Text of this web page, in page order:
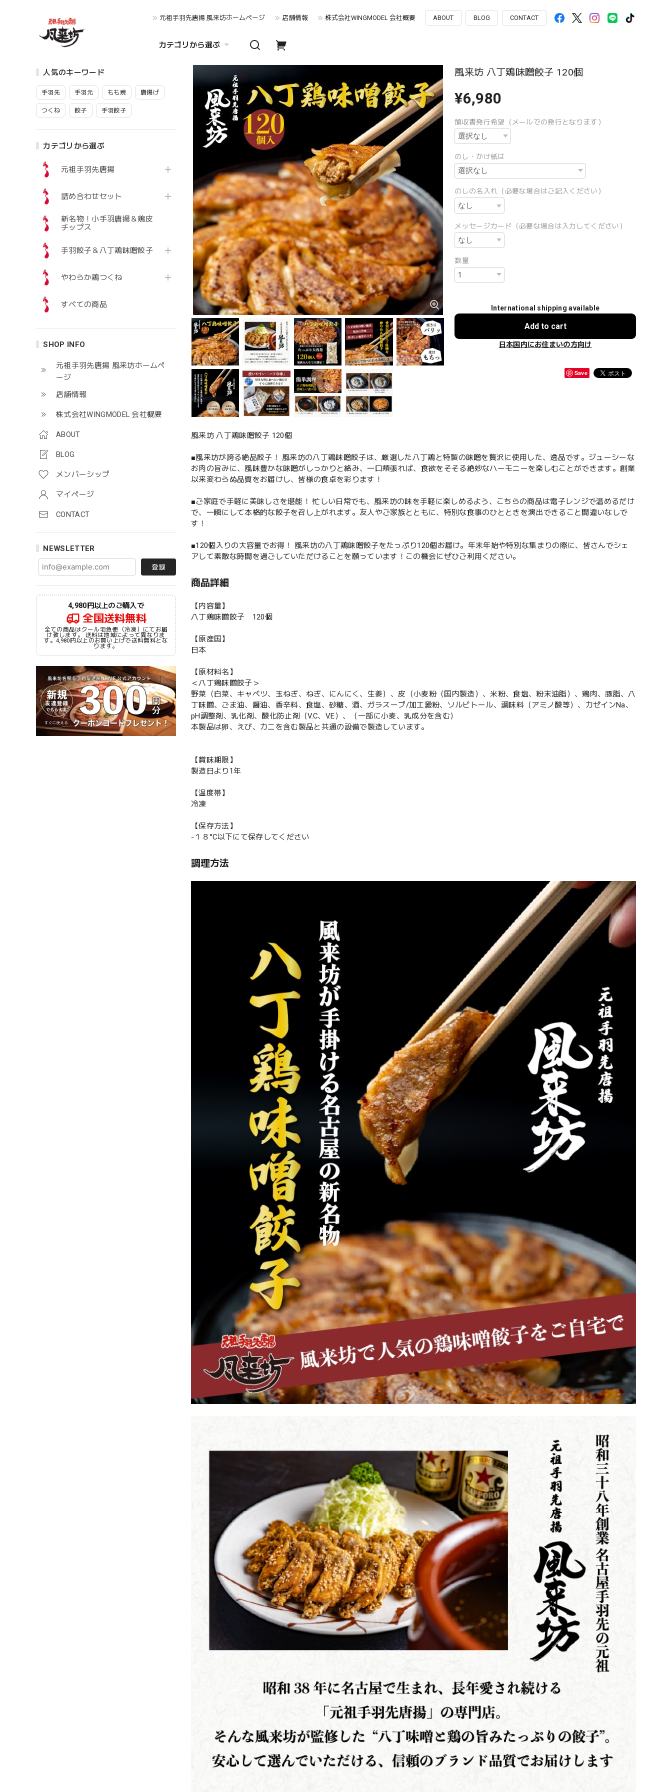
元祖手羽先唐揚 風来坊ホームぺージ 店舗情報 株式会社WINGMODEL 会社概要 ABOUT BLOG CONTACT
カテゴリから選ぶ
人気のキーワード
手羽先 手羽元 もも焼 唐揚げ
つくね 餃子 手羽餃子
カテゴリから選ぶ
元祖手羽先唐揚
詰め合わせセット
新名物！小手羽唐揚＆鶏皮
チップス
手羽餃子＆八丁鶏味噌餃子
やわらか鶏つくね
すべての商品
SHOP INFO
元祖手羽先唐揚 風来坊ホームぺ
ージ
店舗情報
株式会社WINGMODEL 会社概要
ABOUT
BLOG
メンバーシップ
マイページ
CONTACT
NEWSLETTER
登録
4,980円以上のご購入で
全国送料無料
全ての商品はクール宅急便（冷凍）にてお届
け致します。 送料は地域によって異なりま
す。4,980円以上のお買い上げで送料無料とな
ります。
風来坊 八丁鶏味噌餃子 120個
¥6,980
領収書発行希望（メールでの発行となります）
のし・かけ紙は
のしの名入れ（必要な場合はご記入ください）
メッセージカード（必要な場合は入力してください）
数量
International shipping available
Add to cart
日本国内にお住まいの方向け
Save
風来坊 八丁鶏味噌餃子 120個
■風来坊が誇る絶品餃子！ 風来坊の八丁鶏味噌餃子は、厳選した八丁鶏と特製の味噌を贅沢に使用した、逸品です。ジューシーな
お肉の旨みに、風味豊かな味噌がしっかりと絡み、一口頬張れば、食欲をそそる絶妙なハーモニーを楽しむことができます。創業
以来変わらぬ品質をお届けし、皆様の食卓を彩ります！
■ご家庭で手軽に美味しさを堪能！ 忙しい日常でも、風来坊の味を手軽に楽しめるよう、こちらの商品は電子レンジで温めるだけ
で、一瞬にして本格的な餃子を召し上がれます。友人やご家族とともに、特別な食事のひとときを演出できること間違いなしで
す！
■120個入りの大容量でお得！ 風来坊の八丁鶏味噌餃子をたっぷり120個お届け。年末年始や特別な集まりの際に、皆さんでシェ
アして素敵な時間を過ごしていただけることを願っています！この機会にぜひご利用ください。
商品詳細
【内容量】
八丁鶏味噌餃子 120個
【原産国】
日本
【原材料名】
＜八丁鶏味噌餃子＞
野菜（白菜、キャベツ、玉ねぎ、ねぎ、にんにく、生姜）、皮（小麦粉（国内製造）、米粉、食塩、粉末油脂）、鶏肉、豚脂、八
丁味噌、ごま油、醤油、香辛料、食塩、砂糖、酒、ガラスープ/加工澱粉、ソルビトール、調味料（アミノ酸等）、カゼインNa、
pH調整剤、乳化剤、酸化防止剤（V.C、V.E）、（一部に小麦、乳成分を含む）
本製品は卵、えび、カニを含む製品と共通の設備で製造しています。
【賞味期限】
製造日より1年
【温度帯】
冷凍
【保存方法】
-１８°C以下にて保存してください
調理方法